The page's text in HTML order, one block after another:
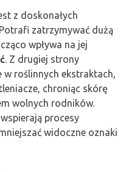
z doskonałych
zatrzymywać dużą
wpływa na jej
. Z drugiej strony
w roślinnych ekstraktach,
chroniąc skórę
wolnych rodników.
procesy
widoczne oznaki